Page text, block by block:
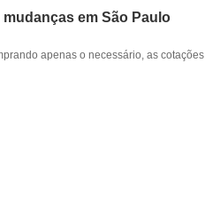
em São Paulo
apenas o necessário, as cotações